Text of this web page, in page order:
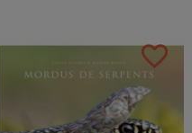
favorite_border